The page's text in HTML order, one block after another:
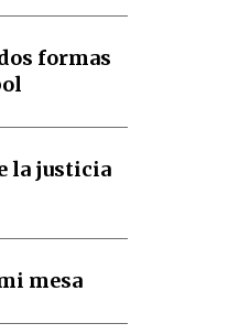
formas
la justicia
mesa